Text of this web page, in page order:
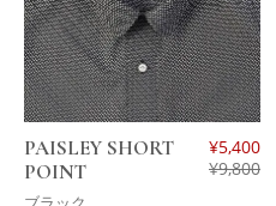
PAISLEY SHORT
POINT
¥5,400
¥9,800